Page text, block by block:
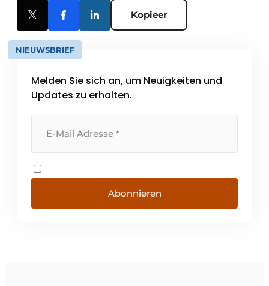
Kopieer
NIEUWSBRIEF
Melden Sie sich an, um Neuigkeiten und
Updates zu erhalten.
Abonnieren